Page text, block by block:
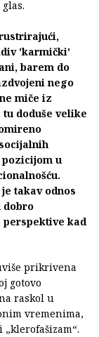
'karmički'
barem do
nego
miče iz
doduše velike
u
takav odnos
dobro
kad
prikrivena
gotovo
raskol u
vremenima,